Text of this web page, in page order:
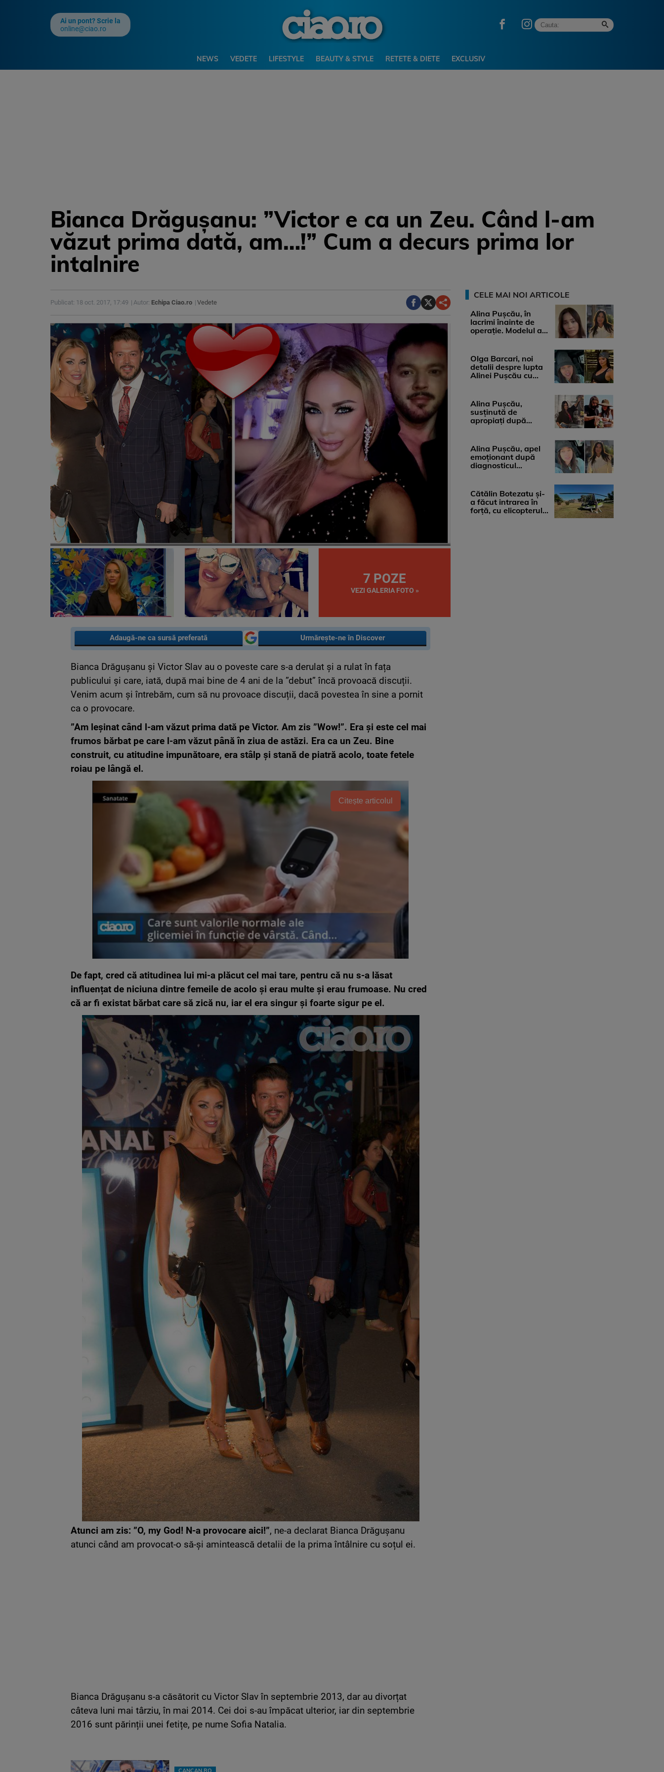
Ai un pont? Scrie la
online@ciao.ro
NEWS VEDETE LIFESTYLE BEAUTY & STYLE RETETE & DIETE EXCLUSIV
Bianca Drăgușanu: ”Victor e ca un Zeu. Când l-am
văzut prima dată, am…!” Cum a decurs prima lor
intalnire
Publicat: 18 oct. 2017, 17:49 Autor: Echipa Ciao.ro Vedete
7 POZE
VEZI GALERIA FOTO »
Adaugă-ne ca sursă preferată Urmărește-ne în Discover
Bianca Drăgușanu și Victor Slav au o poveste care s-a derulat și a rulat în fața
publicului și care, iată, după mai bine de 4 ani de la ”debut” încă provoacă discuții.
Venim acum și întrebăm, cum să nu provoace discuții, dacă povestea în sine a pornit
ca o provocare.
”Am leșinat când l-am văzut prima dată pe Victor. Am zis ”Wow!”. Era și este cel mai
frumos bărbat pe care l-am văzut până în ziua de astăzi. Era ca un Zeu. Bine
construit, cu atitudine impunătoare, era stâlp și stană de piatră acolo, toate fetele
roiau pe lângă el.
Citește articolul
De fapt, cred că atitudinea lui mi-a plăcut cel mai tare, pentru că nu s-a lăsat
influențat de niciuna dintre femeile de acolo și erau multe și erau frumoase. Nu cred
că ar fi existat bărbat care să zică nu, iar el era singur și foarte sigur pe el.
Atunci am zis: ”O, my God! N-a provocare aici!”, ne-a declarat Bianca Drăgușanu
atunci când am provocat-o să-și amintească detalii de la prima întâlnire cu soțul ei.
Bianca Drăgușanu s-a căsătorit cu Victor Slav în septembrie 2013, dar au divorțat
câteva luni mai târziu, în mai 2014. Cei doi s-au împăcat ulterior, iar din septembrie
2016 sunt părinții unei fetițe, pe nume Sofia Natalia.
CANCAN.RO
CELE MAI NOI ARTICOLE
Alina Pușcău, în
lacrimi înainte de
operație. Modelul a
Olga Barcari, noi
detalii despre lupta
Alinei Pușcău cu
Alina Pușcău,
susținută de
apropiați după
medicii, ...
Alina Pușcău, apel
emoționant după
diagnosticul
...
Cătălin Botezatu și-
a făcut intrarea în
forță, cu elicopterul,